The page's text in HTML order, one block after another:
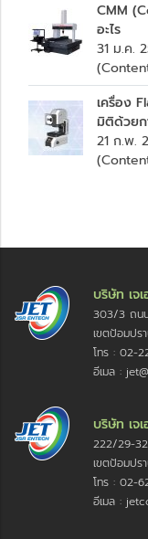
CMM
อะไร
31 ม.ค.
เครื่อง
มิติด้วยก
21 ก.พ.
บริษัท เจ
303/3 ถน
เขตป้อมปร
โทร : 02-
อีเมล :
บริษัท เจ
222/29-
เขตป้อมปร
โทร : 02-
อีเมล :